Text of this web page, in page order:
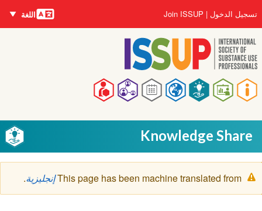
إلى
المحتوى
الرئيسي
Main
navigation
User
account
menu
تسجيل الدخول Join ISSUP اللغات
اللغة
Knowledge Share
رسالة
التحذير
This page has been machine translated fromإنجليزية.